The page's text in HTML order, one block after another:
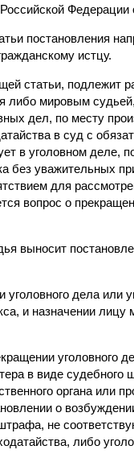
Федерации
постановления
истцу.
статьи, подлежит
либо мировым
дел, по месту
в суд с
в уголовном деле,
без уважительных
для
вопрос о
выносит
дела или
и назначении лицу
уголовного
в виде
органа или
о
не
либо